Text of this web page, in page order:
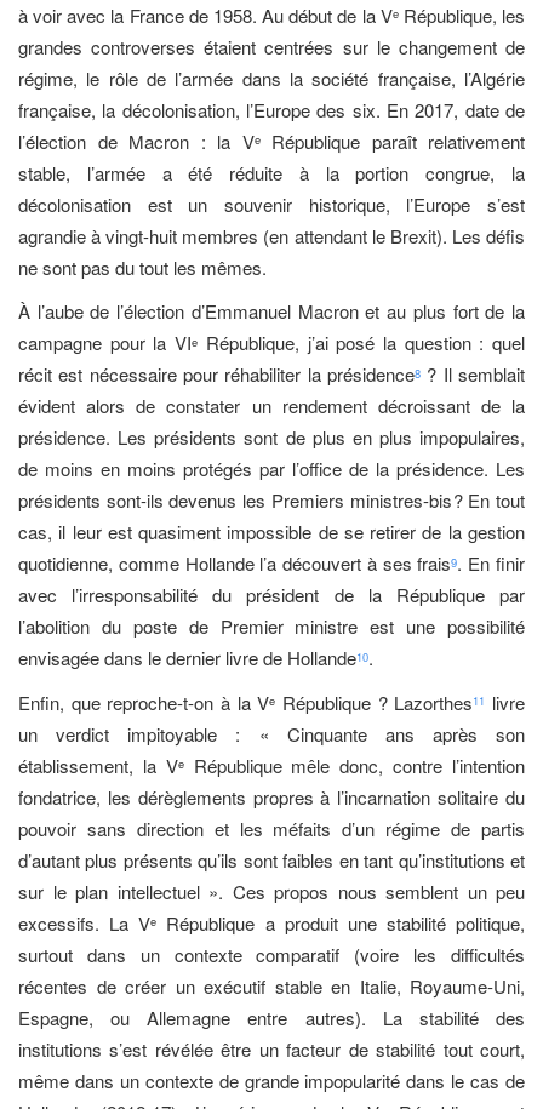
à voir avec la France de 1958. Au début de la VeRépublique, les
grandes controverses étaient centrées sur le changement de
régime, le rôle de l’armée dans la société française, l’Algérie
française, la décolonisation, l’Europe des six. En 2017, date de
l’élection de Macron : la VeRépublique paraît relativement
stable, l’armée a été réduite à la portion congrue, la
décolonisation est un souvenir historique, l’Europe s’est
agrandie à vingt-huit membres (en attendant le Brexit). Les défis
ne sont pas du tout les mêmes.
À l’aube de l’élection d’Emmanuel Macron et au plus fort de la
campagne pour la VIe République, j’ai posé la question : quel
récit est nécessaire pour réhabiliter la présidence8 ? Il semblait
évident alors de constater un rendement décroissant de la
présidence. Les présidents sont de plus en plus impopulaires,
de moins en moins protégés par l’office de la présidence. Les
présidents sont-ils devenus les Premiers ministres-bis ? En tout
cas, il leur est quasiment impossible de se retirer de la gestion
quotidienne, comme Hollande l’a découvert à ses frais9. En finir
avec l’irresponsabilité du président de la République par
l’abolition du poste de Premier ministre est une possibilité
envisagée dans le dernier livre de Hollande10.
Enfin, que reproche-t-on à la Ve République ? Lazorthes11 livre
un verdict impitoyable : « Cinquante ans après son
établissement, la VeRépublique mêle donc, contre l’intention
fondatrice, les dérèglements propres à l’incarnation solitaire du
pouvoir sans direction et les méfaits d’un régime de partis
d’autant plus présents qu’ils sont faibles en tant qu’institutions et
sur le plan intellectuel ». Ces propos nous semblent un peu
excessifs. La Ve
République a produit une stabilité politique,
surtout dans un contexte comparatif (voire les difficultés
récentes de créer un exécutif stable en Italie, Royaume-Uni,
Espagne, ou Allemagne entre autres). La stabilité des
institutions s’est révélée être un facteur de stabilité tout court,
même dans un contexte de grande impopularité dans le cas de